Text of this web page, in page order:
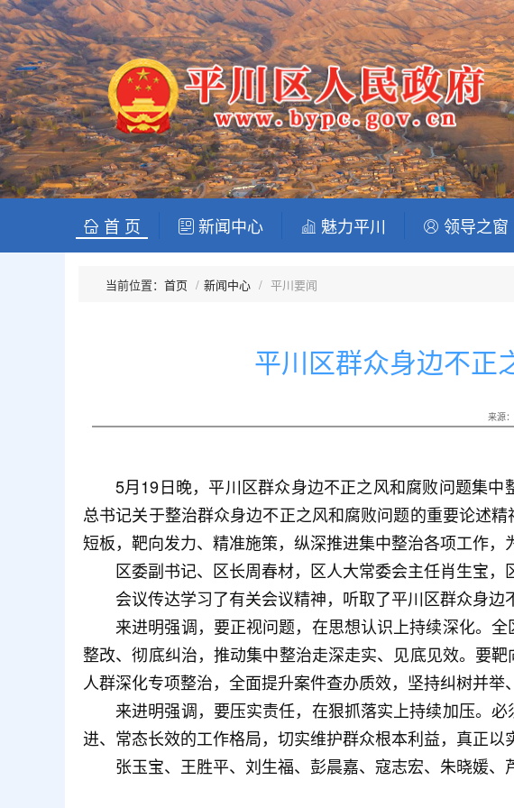
首 页 新闻中心 魅力平川 领导之窗
首页 新闻中心 平川要闻
平川区群众身边不正
来源
5月19日晚，平川区群众身边不正之风和腐败问题集
总书记关于整治群众身边不正之风和腐败问题的重要论述
短板，靶向发力、精准施策，纵深推进集中整治各项工作，
区委副书记、区长周春材，区人大常委会主任肖生宝，
会议传达学习了有关会议精神，听取了平川区群众身边
来进明强调，要正视问题，在思想认识上持续深化。
整改、彻底纠治，推动集中整治走深走实、见底见效。要
人群深化专项整治，全面提升案件查办质效，坚持纠树并
来进明强调，要压实责任，在狠抓落实上持续加压。
进、常态长效的工作格局，切实维护群众根本利益，真正以
张玉宝、王胜平、刘生福、彭晨嘉、寇志宏、朱晓媛、